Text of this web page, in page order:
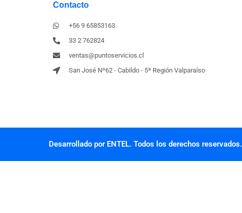
Contacto
+56 9 65853163
33 2 762824
ventas@puntoservicios.cl
San José Nº62 - Cabildo - 5ª Región Valparaíso
Desarrollado por ENTEL. Todos los derechos reservados.